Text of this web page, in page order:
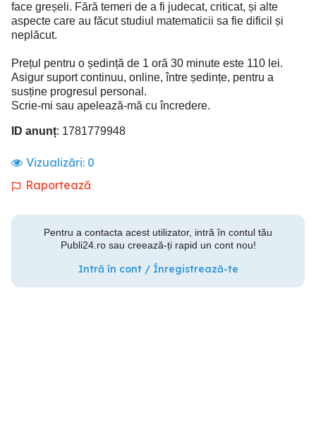
face greșeli. Fără temeri de a fi judecat, criticat, și alte
aspecte care au făcut studiul matematicii sa fie dificil și
neplăcut.
Prețul pentru o ședință de 1 oră 30 minute este 110 lei.
Asigur suport continuu, online, între ședințe, pentru a
susține progresul personal.
Scrie-mi sau apelează-mă cu încredere.
ID anunț: 1781779948
Vizualizări: 0
Raportează
Pentru a contacta acest utilizator, intră în contul tău
Publi24.ro sau creează-ți rapid un cont nou!
Intră în cont / Înregistrează-te